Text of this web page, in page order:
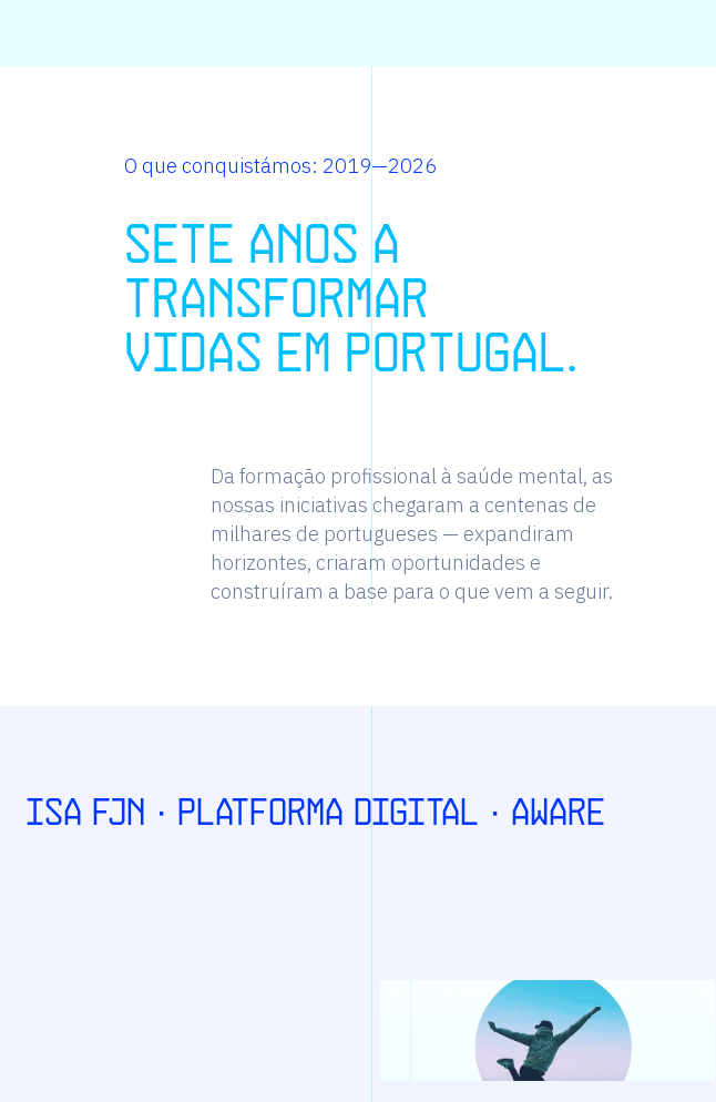
O que conquistámos: 2019—2026
Sete anos a
transformar
vidas em Portugal.
Da formação profissional à saúde mental, as
nossas iniciativas chegaram a centenas de
milhares de portugueses — expandiram
horizontes, criaram oportunidades e
construíram a base para o que vem a seguir.
ISA FJN · PLATFORMa Digital · AWARE